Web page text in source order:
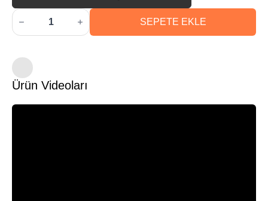
Aquacool
Trend
MAC
Bazlı
Kapı,
Dolap,
Fayans,
Boyası
SEPETE EKLE
Ürün Videoları